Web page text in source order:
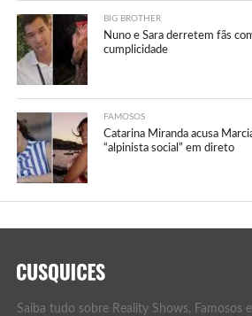
BIG BROTHER
Nuno e Sara derretem fãs
cumplicidade
FAMOSOS
Catarina Miranda acusa
“alpinista social” em direto
Saiba tudo sobre Reality Shows, Famosos